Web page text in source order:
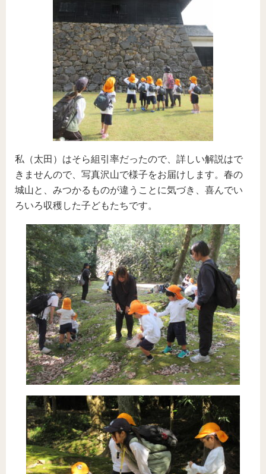
私（太田）はそら組引率だったので、詳しい解説はで
きませんので、写真沢山で様子をお届けします。春の
城山と、みつかるものが違うことに気づき、喜んでい
ろいろ収穫した子どもたちです。